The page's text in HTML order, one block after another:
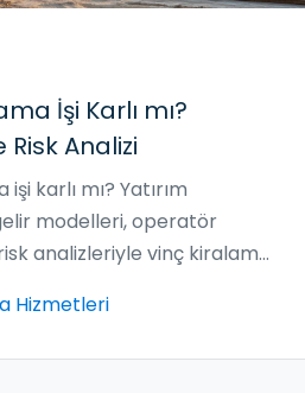
İşi Karlı mı?
Risk Analizi
karlı mı? Yatırım
modelleri, operatör
analizleriyle vinç kiralama
Hizmetleri